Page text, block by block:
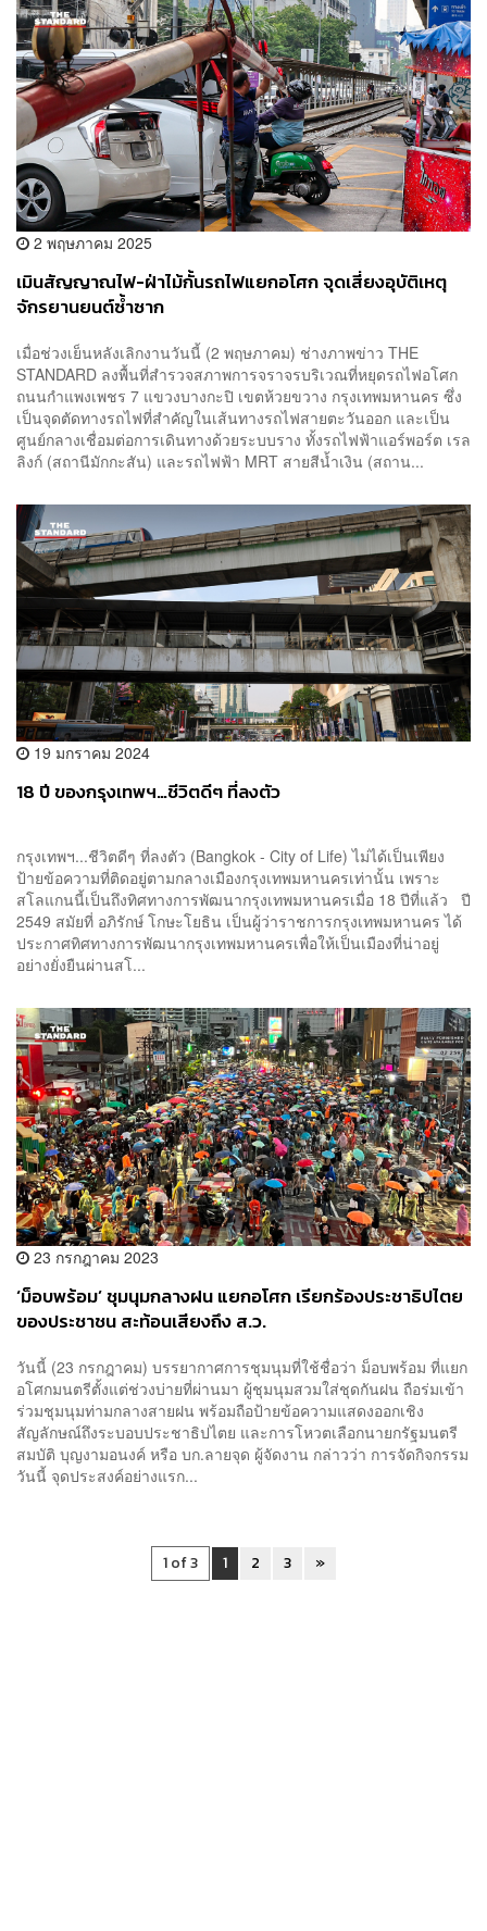
2 พฤษภาคม 2025
เมินสัญญาณไฟ-ฝ่าไม้กั้นรถไฟแยกอโศก จุดเสี่ยงอุบัติเหตุ
จักรยานยนต์ซ้ำซาก
เมื่อช่วงเย็นหลังเลิกงานวันนี้ (2 พฤษภาคม) ช่างภาพข่าว THE
STANDARD ลงพื้นที่สำรวจสภาพการจราจรบริเวณที่หยุดรถไฟอโศก
ถนนกำแพงเพชร 7 แขวงบางกะปิ เขตห้วยขวาง กรุงเทพมหานคร ซึ่ง
เป็นจุดตัดทางรถไฟที่สำคัญในเส้นทางรถไฟสายตะวันออก และเป็น
ศูนย์กลางเชื่อมต่อการเดินทางด้วยระบบราง ทั้งรถไฟฟ้าแอร์พอร์ต เรล
ลิงก์ (สถานีมักกะสัน) และรถไฟฟ้า MRT สายสีน้ำเงิน (สถาน...
19 มกราคม 2024
18 ปี ของกรุงเทพฯ…ชีวิตดีๆ ที่ลงตัว
กรุงเทพฯ...ชีวิตดีๆ ที่ลงตัว (Bangkok - City of Life) ไม่ได้เป็นเพียง
ป้ายข้อความที่ติดอยู่ตามกลางเมืองกรุงเทพมหานครเท่านั้น เพราะ
สโลแกนนี้เป็นถึงทิศทางการพัฒนากรุงเทพมหานครเมื่อ 18 ปีที่แล้ว ปี
2549 สมัยที่ อภิรักษ์ โกษะโยธิน เป็นผู้ว่าราชการกรุงเทพมหานคร ได้
ประกาศทิศทางการพัฒนากรุงเทพมหานครเพื่อให้เป็นเมืองที่น่าอยู่
อย่างยั่งยืนผ่านสโ...
23 กรกฎาคม 2023
‘ม็อบพร้อม’ ชุมนุมกลางฝน แยกอโศก เรียกร้องประชาธิปไตย
ของประชาชน สะท้อนเสียงถึง ส.ว.
วันนี้ (23 กรกฎาคม) บรรยากาศการชุมนุมที่ใช้ชื่อว่า ม็อบพร้อม ที่แยก
อโศกมนตรีตั้งแต่ช่วงบ่ายที่ผ่านมา ผู้ชุมนุมสวมใส่ชุดกันฝน ถือร่มเข้า
ร่วมชุมนุมท่ามกลางสายฝน พร้อมถือป้ายข้อความแสดงออกเชิง
สัญลักษณ์ถึงระบอบประชาธิปไตย และการโหวตเลือกนายกรัฐมนตรี
สมบัติ บุญงามอนงค์ หรือ บก.ลายจุด ผู้จัดงาน กล่าวว่า การจัดกิจกรรม
วันนี้ จุดประสงค์อย่างแรก...
1 of 3 1 2 3 »